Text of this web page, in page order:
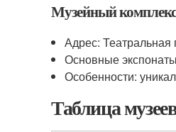
Музейный
Адрес:
Основные
Особенности:
Таблица